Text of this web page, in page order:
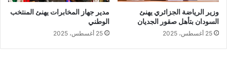
وزير الرياضة الجزائري يهنئ
السودان بتأهل صقور الجديان
25 أغسطس، 2025
مدير جهاز المخابرات يهنئ المنتخب
الوطني
25 أغسطس، 2025